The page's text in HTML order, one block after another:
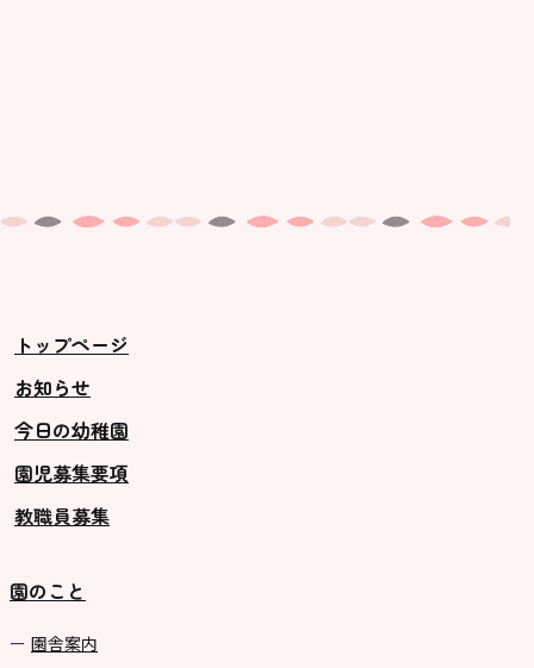
トップページ
お知らせ
今日の幼稚園
園児募集要項
教職員募集
園のこと
園舎案内
未就園児クラス
ス ]
2歳児ひとり登園［ゆず組 ]
グループ施設・
関係先リンク
学校法⼈諏訪森学園 諏訪森幼稚
園
⼤阪府私⽴幼稚園連盟